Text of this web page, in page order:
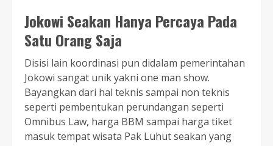
Jokowi Seakan Hanya Percaya Pada
Satu Orang Saja
Disisi lain koordinasi pun didalam pemerintahan
Jokowi sangat unik yakni one man show.
Bayangkan dari hal teknis sampai non teknis
seperti pembentukan perundangan seperti
Omnibus Law, harga BBM sampai harga tiket
masuk tempat wisata Pak Luhut seakan yang